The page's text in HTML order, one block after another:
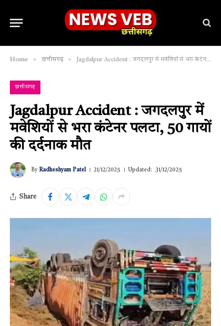
Home » छत्तीसगढ़ » Jagdalpur Accident : जगदलपुर में मवेशियों से भरा कंटेनर पलटा, 50 गायों की दर्दनाक मौत
छत्तीसगढ़
Jagdalpur Accident : जगदलपुर में
मवेशियों से भरा कंटेनर पलटा, 50 गायों
की दर्दनाक मौत
By Radheshyam Patel 21/12/2025 Updated: 31/12/2025
Share